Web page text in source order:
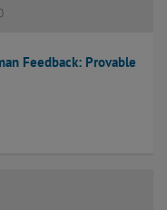
Feedback: Provable